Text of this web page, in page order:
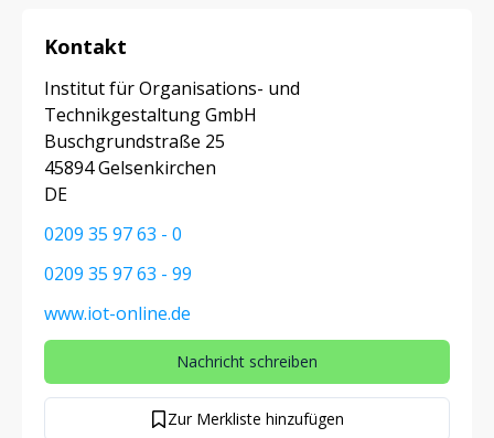
Kontakt
Institut für Organisations- und
Technikgestaltung GmbH
Buschgrundstraße 25
45894 Gelsenkirchen
DE
0209 35 97 63 - 0
0209 35 97 63 - 99
www.iot-online.de
Nachricht schreiben
Zur Merkliste hinzufügen